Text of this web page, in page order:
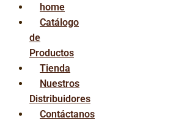
home
Catálogo
de
Productos
Tienda
Nuestros
Distribuidores
Contáctanos